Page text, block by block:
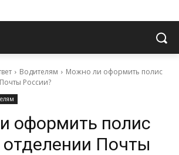
Водителям
Можно ли оформить полис
России?
оформить полис
Почты